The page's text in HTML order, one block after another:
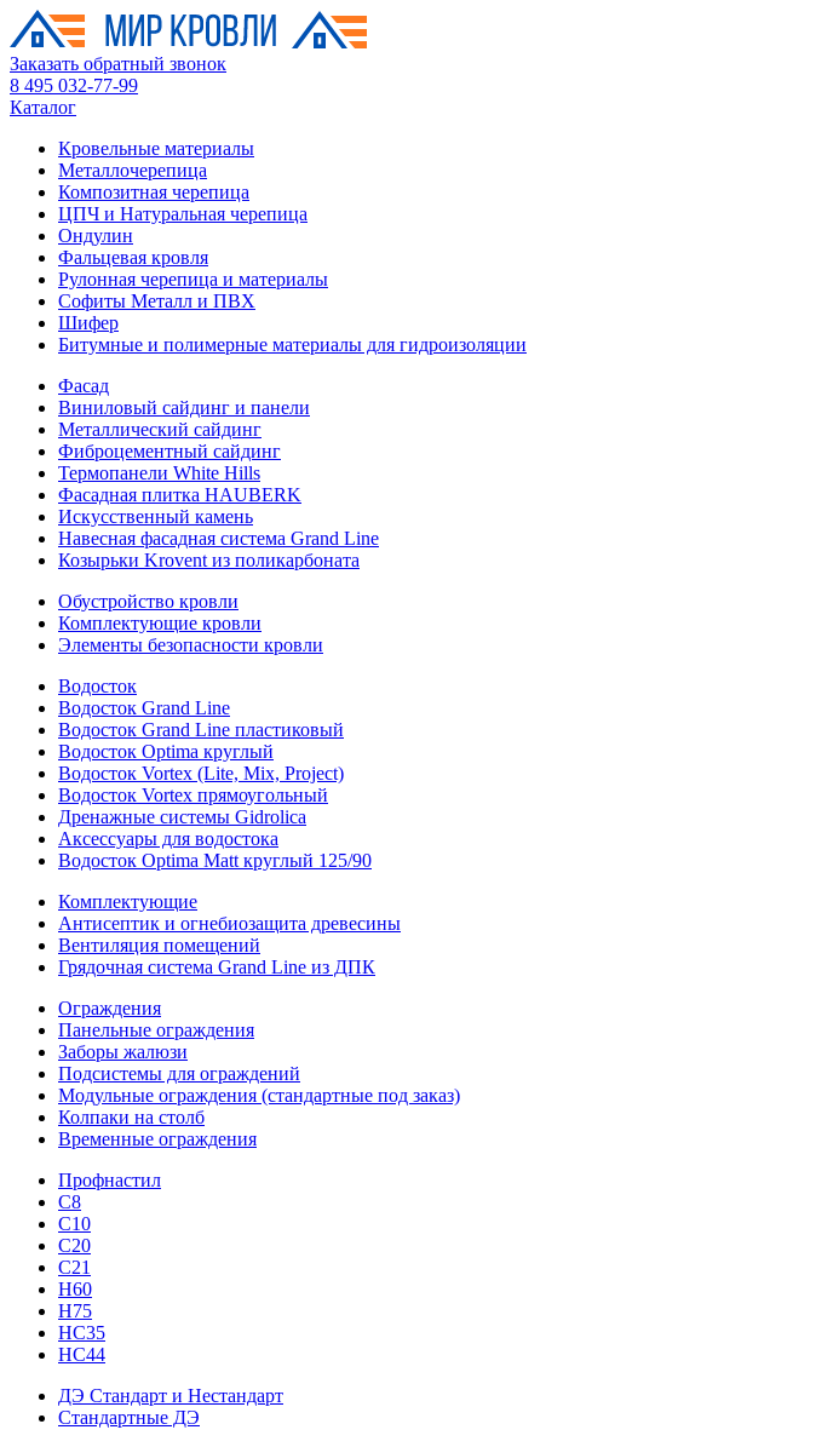
Заказать обратный звонок
8 495 032-77-99
Каталог
Кровельные материалы
Металлочерепица
Композитная черепица
ЦПЧ и Натуральная черепица
Ондулин
Фальцевая кровля
Рулонная черепица и материалы
Софиты Металл и ПВХ
Шифер
Битумные и полимерные материалы для гидроизоляции
Фасад
Виниловый сайдинг и панели
Металлический сайдинг
Фиброцементный сайдинг
Термопанели White Hills
Фасадная плитка HAUBERK
Искусственный камень
Навесная фасадная система Grand Line
Козырьки Krovent из поликарбоната
Обустройство кровли
Комплектующие кровли
Элементы безопасности кровли
Водосток
Водосток Grand Line
Водосток Grand Line пластиковый
Водосток Optima круглый
Водосток Vortex (Lite, Mix, Project)
Водосток Vortex прямоугольный
Дренажные системы Gidrolica
Аксессуары для водостока
Водосток Optima Matt круглый 125/90
Комплектующие
Антисептик и огнебиозащита древесины
Вентиляция помещений
Грядочная система Grand Line из ДПК
Ограждения
Панельные ограждения
Заборы жалюзи
Подсистемы для ограждений
Модульные ограждения (стандартные под заказ)
Колпаки на столб
Временные ограждения
Профнастил
С8
С10
С20
С21
H60
H75
HС35
НС44
ДЭ Стандарт и Нестандарт
Стандартные ДЭ